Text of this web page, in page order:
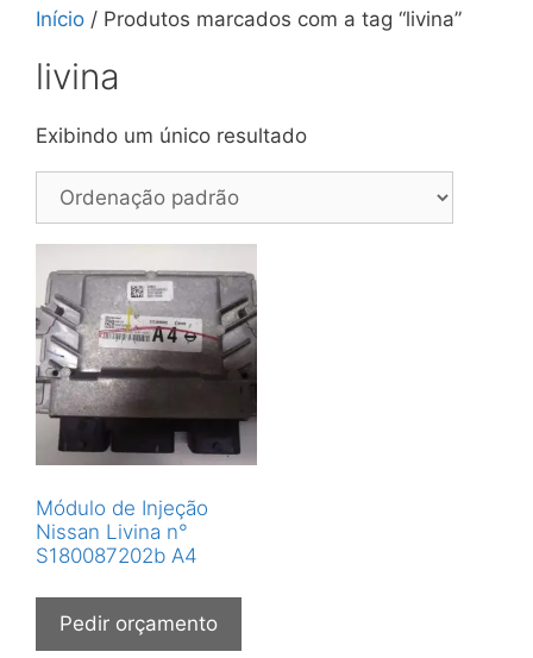
Início / Produtos marcados com a tag “livina”
livina
Exibindo um único resultado
Módulo de Injeção
Nissan Livina n°
S180087202b A4
Pedir orçamento